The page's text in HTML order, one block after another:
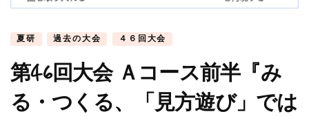
夏研 過去の大会 ４６回大会
第46回大会 Ａコース前半『み
る・つくる、「見方遊び」では